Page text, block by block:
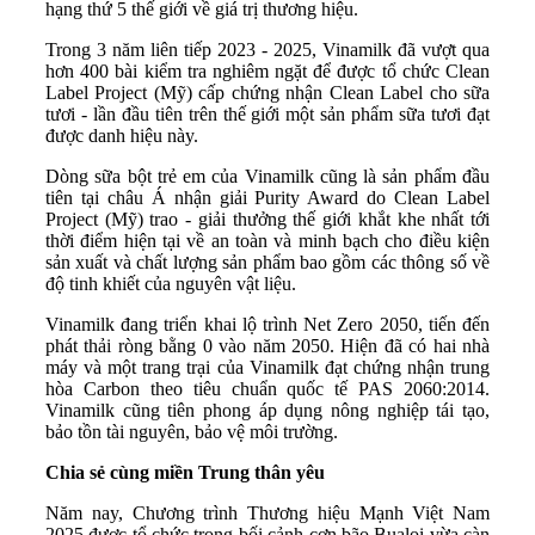
hạng thứ 5 thế giới về giá trị thương hiệu.
Trong 3 năm liên tiếp 2023 - 2025, Vinamilk đã vượt qua
hơn 400 bài kiểm tra nghiêm ngặt để được tổ chức Clean
Label Project (Mỹ) cấp chứng nhận Clean Label cho sữa
tươi - lần đầu tiên trên thế giới một sản phẩm sữa tươi đạt
được danh hiệu này.
Dòng sữa bột trẻ em của Vinamilk cũng là sản phẩm đầu
tiên tại châu Á nhận giải Purity Award do Clean Label
Project (Mỹ) trao - giải thưởng thế giới khắt khe nhất tới
thời điểm hiện tại về an toàn và minh bạch cho điều kiện
sản xuất và chất lượng sản phẩm bao gồm các thông số về
độ tinh khiết của nguyên vật liệu.
Vinamilk đang triển khai lộ trình Net Zero 2050, tiến đến
phát thải ròng bằng 0 vào năm 2050. Hiện đã có hai nhà
máy và một trang trại của Vinamilk đạt chứng nhận trung
hòa Carbon theo tiêu chuẩn quốc tế PAS 2060:2014.
Vinamilk cũng tiên phong áp dụng nông nghiệp tái tạo,
bảo tồn tài nguyên, bảo vệ môi trường.
Chia sẻ cùng miền Trung thân yêu
Năm nay, Chương trình Thương hiệu Mạnh Việt Nam